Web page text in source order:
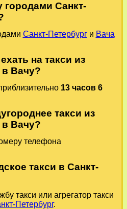
городами Санкт-
Санкт-Петербурги Вача
на такси из
в Вачу?
13 часов 6
такси из
в Вачу?
телефона
такси в Санкт-
такси или агрегатор такси
Петербург.